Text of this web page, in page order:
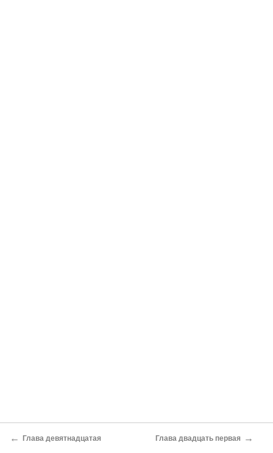
← Глава девятнадцатая Глава двадцать первая →